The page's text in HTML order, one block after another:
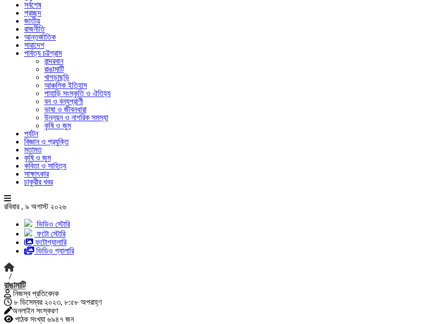
সর্বশেষ
প্রচ্ছদ
জাতীয়
রাজনীতি
আন্তর্জাতিক
সারাদেশ
পার্বত্য চট্টগ্রাম
বান্দরবান
রাঙামাটি
খাগড়াছড়ি
আঞ্চলিক ইতিহাস
পাহাড়ি সংস্কৃতি ও ঐতিহ্য
বন ও বন্যপ্রাণী
ভাষা ও জীবনধারা
উন্নয়ন ও নাগরিক সমস্যা
কৃষি ও জুম
পর্যটন
বিজ্ঞান ও প্রযুক্তি
মতামত
কৃষি ও জুম
কবিতা ও সাহিত্য
সাক্ষাৎকার
চাকুরীর খবর
রবিবার , ৯ অগাস্ট ২০২৬
ভিডিও স্টোরি
ফটো স্টোরি
ফটোগ্যালারি
ভিডিও গ্যালারি
/
রাঙামাটি
নিজস্ব প্রতিবেদক
৮ ডিসেম্বর ২০২৩, ৮:৫৮ অপরাহ্ণ
অনলাইন সংস্করণ
পাঠক সংখ্যা ৬৯৪৭ জন